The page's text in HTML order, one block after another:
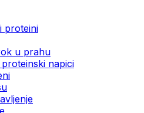
proteini
u prahu
napici